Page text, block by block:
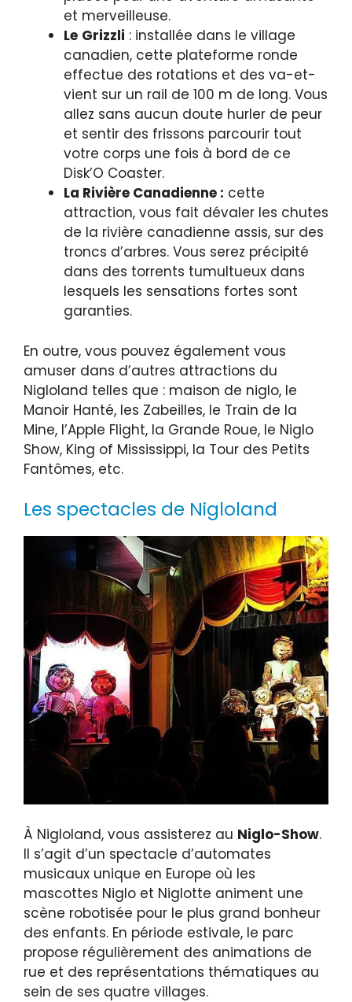
et merveilleuse.
Le Grizzli : installée dans le village
canadien, cette plateforme ronde
effectue des rotations et des va-et-
vient sur un rail de 100 m de long. Vous
allez sans aucun doute hurler de peur
et sentir des frissons parcourir tout
votre corps une fois à bord de ce
Disk’O Coaster.
La Rivière Canadienne : cette
attraction, vous fait dévaler les chutes
de la rivière canadienne assis, sur des
troncs d’arbres. Vous serez précipité
dans des torrents tumultueux dans
lesquels les sensations fortes sont
garanties.
En outre, vous pouvez également vous
amuser dans d’autres attractions du
Nigloland telles que : maison de niglo, le
Manoir Hanté, les Zabeilles, le Train de la
Mine, l’Apple Flight, la Grande Roue, le Niglo
Show, King of Mississippi, la Tour des Petits
Fantômes, etc.
Les spectacles de Nigloland
À Nigloland, vous assisterez au Niglo-Show.
Il s’agit d’un spectacle d’automates
musicaux unique en Europe où les
mascottes Niglo et Niglotte animent une
scène robotisée pour le plus grand bonheur
des enfants. En période estivale, le parc
propose régulièrement des animations de
rue et des représentations thématiques au
sein de ses quatre villages.